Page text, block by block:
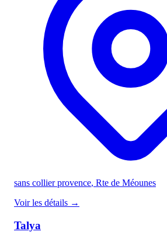
sans collier provence, Rte de Méounes
Voir les détails →
Talya